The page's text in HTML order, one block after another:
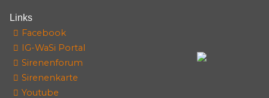
Links
Facebook
IG-WaSi Portal
Sirenenforum
Sirenenkarte
Youtube